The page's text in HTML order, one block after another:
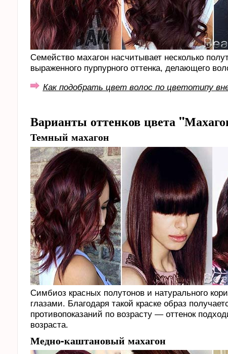
Семейство махагон насчитывает несколько
выраженного пурпурного оттенка, делающего
Как подобрать цвет волос по цветотипу
Варианты оттенков цвета
Темный махагон
Симбиоз красных полутонов и натурального
глазами. Благодаря такой краске образ
противопоказаний по возрасту — оттенок
возраста.
Медно-каштановый махагон